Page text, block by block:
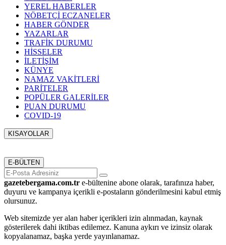
YEREL HABERLER
NÖBETÇİ ECZANELER
HABER GÖNDER
YAZARLAR
TRAFİK DURUMU
HİSSELER
İLETİŞİM
KÜNYE
NAMAZ VAKİTLERİ
PARİTELER
POPÜLER GALERİLER
PUAN DURUMU
COVID-19
KISAYOLLAR
E-BÜLTEN
gazetebergama.com.tr e-bültenine abone olarak, tarafınıza haber,
duyuru ve kampanya içerikli e-postaların gönderilmesini kabul etmiş
olursunuz.
Web sitemizde yer alan haber içerikleri izin alınmadan, kaynak
gösterilerek dahi iktibas edilemez. Kanuna aykırı ve izinsiz olarak
kopyalanamaz, başka yerde yayınlanamaz.